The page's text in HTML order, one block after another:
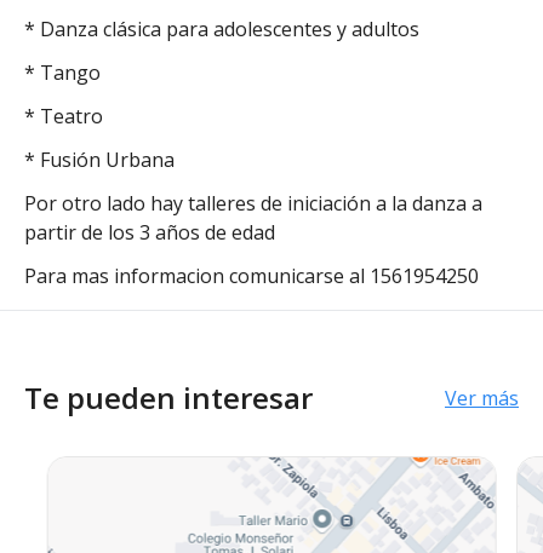
* Danza clásica para adolescentes y adultos
* Tango
* Teatro
* Fusión Urbana
Por otro lado hay talleres de iniciación a la danza a
partir de los 3 años de edad
Para mas informacion comunicarse al 1561954250
Te pueden interesar Ver más